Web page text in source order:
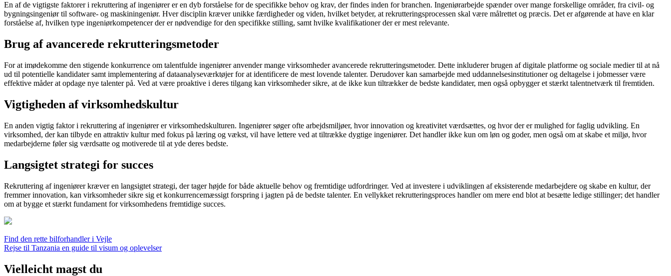
En af de vigtigste faktorer i rekruttering af ingeniører er en dyb forståelse for de specifikke behov og krav, der findes inden for branchen. Ingeniørarbejde spænder over mange forskellige områder, fra civil- og
bygningsingeniør til software- og maskiningeniør. Hver disciplin kræver unikke færdigheder og viden, hvilket betyder, at rekrutteringsprocessen skal være målrettet og præcis. Det er afgørende at have en klar
forståelse af, hvilken type ingeniørkompetencer der er nødvendige for den specifikke stilling, samt hvilke kvalifikationer der er mest relevante.
Brug af avancerede rekrutteringsmetoder
For at imødekomme den stigende konkurrence om talentfulde ingeniører anvender mange virksomheder avancerede rekrutteringsmetoder. Dette inkluderer brugen af digitale platforme og sociale medier til at nå
ud til potentielle kandidater samt implementering af dataanalyseværktøjer for at identificere de mest lovende talenter. Derudover kan samarbejde med uddannelsesinstitutioner og deltagelse i jobmesser være
effektive måder at opdage nye talenter på. Ved at være proaktive i deres tilgang kan virksomheder sikre, at de ikke kun tiltrækker de bedste kandidater, men også opbygger et stærkt talentnetværk til fremtiden.
Vigtigheden af virksomhedskultur
En anden vigtig faktor i rekruttering af ingeniører er virksomhedskulturen. Ingeniører søger ofte arbejdsmiljøer, hvor innovation og kreativitet værdsættes, og hvor der er mulighed for faglig udvikling. En
virksomhed, der kan tilbyde en attraktiv kultur med fokus på læring og vækst, vil have lettere ved at tiltrække dygtige ingeniører. Det handler ikke kun om løn og goder, men også om at skabe et miljø, hvor
medarbejderne føler sig værdsatte og motiverede til at yde deres bedste.
Langsigtet strategi for succes
Rekruttering af ingeniører kræver en langsigtet strategi, der tager højde for både aktuelle behov og fremtidige udfordringer. Ved at investere i udviklingen af eksisterende medarbejdere og skabe en kultur, der
fremmer innovation, kan virksomheder sikre sig et konkurrencemæssigt forspring i jagten på de bedste talenter. En vellykket rekrutteringsproces handler om mere end blot at besætte ledige stillinger; det handler
om at bygge et stærkt fundament for virksomhedens fremtidige succes.
Indlægsnavigation
Find den rette bilforhandler i Vejle
Rejse til Tanzania en guide til visum og oplevelser
Vielleicht magst du